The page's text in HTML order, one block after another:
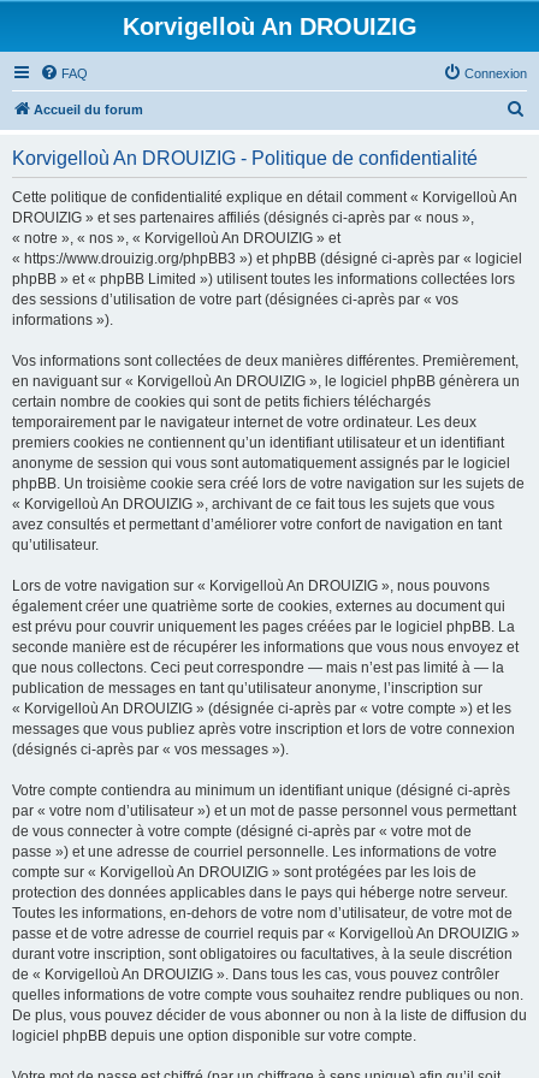
Korvigelloù An DROUIZIG
FAQ Connexion
Accueil du forum
Korvigelloù An DROUIZIG - Politique de confidentialité
Cette politique de confidentialité explique en détail comment « Korvigelloù An
DROUIZIG » et ses partenaires affiliés (désignés ci-après par « nous »,
« notre », « nos », « Korvigelloù An DROUIZIG » et
« https://www.drouizig.org/phpBB3 ») et phpBB (désigné ci-après par « logiciel
phpBB » et « phpBB Limited ») utilisent toutes les informations collectées lors
des sessions d’utilisation de votre part (désignées ci-après par « vos
informations »).
Vos informations sont collectées de deux manières différentes. Premièrement,
en naviguant sur « Korvigelloù An DROUIZIG », le logiciel phpBB génèrera un
certain nombre de cookies qui sont de petits fichiers téléchargés
temporairement par le navigateur internet de votre ordinateur. Les deux
premiers cookies ne contiennent qu’un identifiant utilisateur et un identifiant
anonyme de session qui vous sont automatiquement assignés par le logiciel
phpBB. Un troisième cookie sera créé lors de votre navigation sur les sujets de
« Korvigelloù An DROUIZIG », archivant de ce fait tous les sujets que vous
avez consultés et permettant d’améliorer votre confort de navigation en tant
qu’utilisateur.
Lors de votre navigation sur « Korvigelloù An DROUIZIG », nous pouvons
également créer une quatrième sorte de cookies, externes au document qui
est prévu pour couvrir uniquement les pages créées par le logiciel phpBB. La
seconde manière est de récupérer les informations que vous nous envoyez et
que nous collectons. Ceci peut correspondre — mais n’est pas limité à — la
publication de messages en tant qu’utilisateur anonyme, l’inscription sur
« Korvigelloù An DROUIZIG » (désignée ci-après par « votre compte ») et les
messages que vous publiez après votre inscription et lors de votre connexion
(désignés ci-après par « vos messages »).
Votre compte contiendra au minimum un identifiant unique (désigné ci-après
par « votre nom d’utilisateur ») et un mot de passe personnel vous permettant
de vous connecter à votre compte (désigné ci-après par « votre mot de
passe ») et une adresse de courriel personnelle. Les informations de votre
compte sur « Korvigelloù An DROUIZIG » sont protégées par les lois de
protection des données applicables dans le pays qui héberge notre serveur.
Toutes les informations, en-dehors de votre nom d’utilisateur, de votre mot de
passe et de votre adresse de courriel requis par « Korvigelloù An DROUIZIG »
durant votre inscription, sont obligatoires ou facultatives, à la seule discrétion
de « Korvigelloù An DROUIZIG ». Dans tous les cas, vous pouvez contrôler
quelles informations de votre compte vous souhaitez rendre publiques ou non.
De plus, vous pouvez décider de vous abonner ou non à la liste de diffusion du
logiciel phpBB depuis une option disponible sur votre compte.